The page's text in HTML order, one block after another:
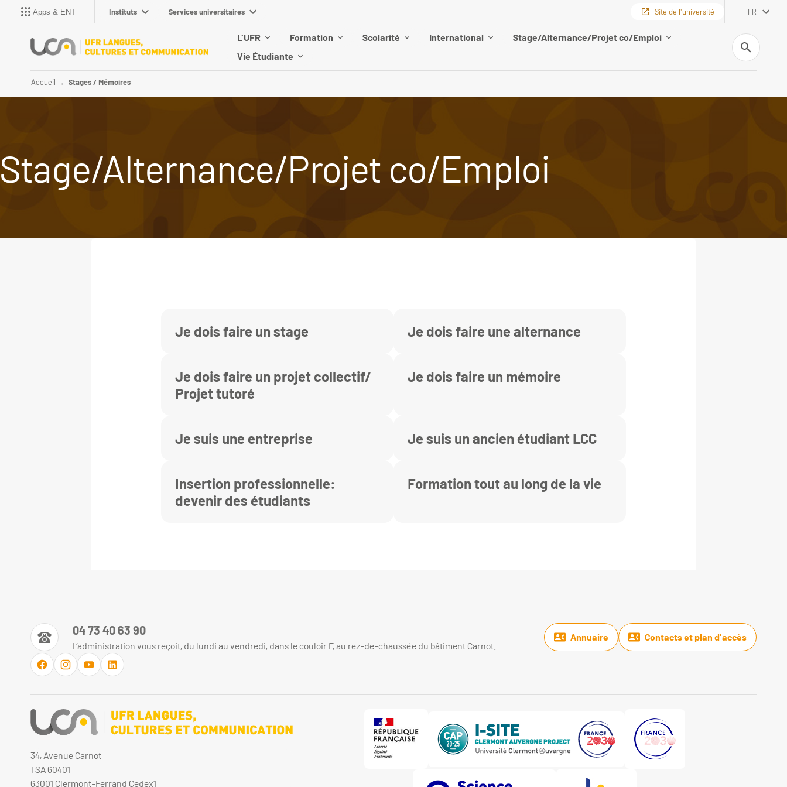
Apps & ENT Instituts Services universitaires Site de l'université FR
L'UFR Formation Scolarité International
Stage/Alternance/Projet co/Emploi
Vie Étudiante
Recherche
Accueil Stages / Mémoires
Stage/Alternance/Projet co/Emploi
Je dois faire un stage Je dois faire une alternance
Je dois faire un projet collectif/
Projet tutoré
Je dois faire un mémoire
Je suis une entreprise Je suis un ancien étudiant LCC
Insertion professionnelle:
devenir des étudiants
Formation tout au long de la vie
04 73 40 63 90
L’administration vous reçoit, du lundi au vendredi, dans le couloir F, au rez-de-chaussée du bâtiment Carnot.
Annuaire Contacts et plan d'accès
34, Avenue Carnot
TSA 60401
63001 Clermont-Ferrand Cedex1